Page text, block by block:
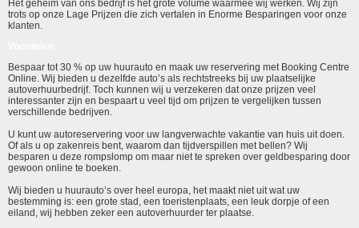
Het geheim van ons bedrijf is het grote volume waarmee wij werken. Wij zijn
trots op onze Lage Prijzen die zich vertalen in Enorme Besparingen voor onze
klanten.
Bespaar tot 30 % op uw huurauto en maak uw reservering met Booking Centre
Online. Wij bieden u dezelfde auto’s als rechtstreeks bij uw plaatselijke
autoverhuurbedrijf. Toch kunnen wij u verzekeren dat onze prijzen veel
interessanter zijn en bespaart u veel tijd om prijzen te vergelijken tussen
verschillende bedrijven.
U kunt uw autoreservering voor uw langverwachte vakantie van huis uit doen.
Of als u op zakenreis bent, waarom dan tijdverspillen met bellen? Wij
besparen u deze rompslomp om maar niet te spreken over geldbesparing door
gewoon online te boeken.
Wij bieden u huurauto’s over heel europa, het maakt niet uit wat uw
bestemming is: een grote stad, een toeristenplaats, een leuk dorpje of een
eiland, wij hebben zeker een autoverhuurder ter plaatse.